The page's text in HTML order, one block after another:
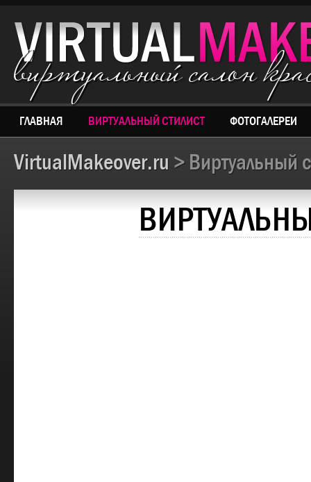
виртуальный салон
ГЛАВНАЯ ВИРТУАЛЬНЫЙ СТИЛИСТ ФОТОГАЛЕРЕИ
VirtualMakeover.ru > Виртуальный